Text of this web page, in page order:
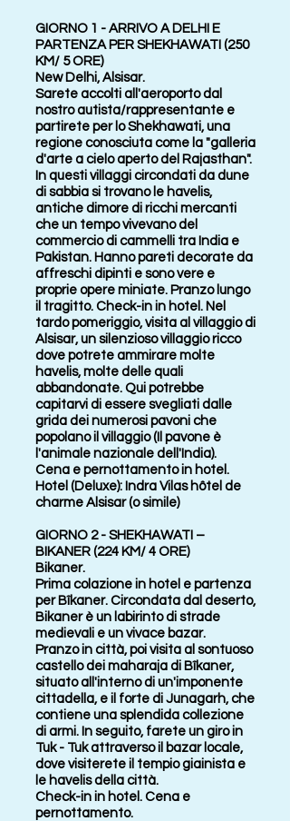
GIORNO 1 - ARRIVO A DELHI E
PARTENZA PER SHEKHAWATI (250
KM/ 5 ORE)
New Delhi, Alsisar.
Sarete accolti all'aeroporto dal
nostro autista/rappresentante e
partirete per lo Shekhawati, una
regione conosciuta come la "galleria
d'arte a cielo aperto del Rajasthan".
In questi villaggi circondati da dune
di sabbia si trovano le havelis,
antiche dimore di ricchi mercanti
che un tempo vivevano del
commercio di cammelli tra India e
Pakistan. Hanno pareti decorate da
affreschi dipinti e sono vere e
proprie opere miniate. Pranzo lungo
il tragitto. Check-in in hotel. Nel
tardo pomeriggio, visita al villaggio di
Alsisar, un silenzioso villaggio ricco
dove potrete ammirare molte
havelis, molte delle quali
abbandonate. Qui potrebbe
capitarvi di essere svegliati dalle
grida dei numerosi pavoni che
popolano il villaggio (Il pavone è
l'animale nazionale dell'India).
Cena e pernottamento in hotel.
Hotel (Deluxe): Indra Vilas hôtel de
charme Alsisar (o simile)
GIORNO 2 - SHEKHAWATI –
BIKANER (224 KM/ 4 ORE)
Bikaner.
Prima colazione in hotel e partenza
per Bîkaner. Circondata dal deserto,
Bikaner è un labirinto di strade
medievali e un vivace bazar.
Pranzo in città, poi visita al sontuoso
castello dei maharaja di Bîkaner,
situato all'interno di un'imponente
cittadella, e il forte di Junagarh, che
contiene una splendida collezione
di armi. In seguito, farete un giro in
Tuk - Tuk attraverso il bazar locale,
dove visiterete il tempio giainista e
le havelis della città.
Check-in in hotel. Cena e
pernottamento.